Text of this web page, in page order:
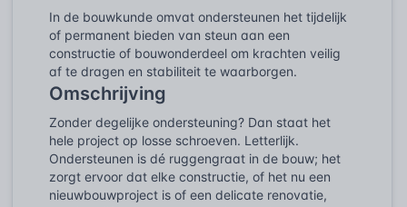
In de bouwkunde omvat ondersteunen het tijdelijk
of permanent bieden van steun aan een
constructie of bouwonderdeel om krachten veilig
af te dragen en stabiliteit te waarborgen.
Omschrijving
Zonder degelijke ondersteuning? Dan staat het
hele project op losse schroeven. Letterlijk.
Ondersteunen is dé ruggengraat in de bouw; het
zorgt ervoor dat elke constructie, of het nu een
nieuwbouwproject is of een delicate renovatie,